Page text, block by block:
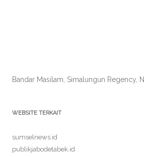
Bandar Masilam, Simalungun Regency,
WEBSITE TERKAIT
sumselnews.id
publikjabodetabek.id